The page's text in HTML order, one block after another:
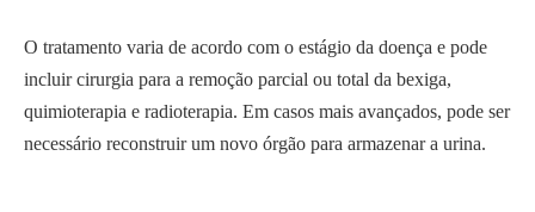
O tratamento varia de acordo com o estágio da doença e pode
incluir cirurgia para a remoção parcial ou total da bexiga,
quimioterapia e radioterapia. Em casos mais avançados, pode ser
necessário reconstruir um novo órgão para armazenar a urina.